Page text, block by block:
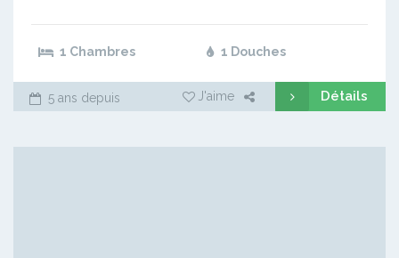
1 Chambres 1 Douches
5 ans depuis J'aime Détails